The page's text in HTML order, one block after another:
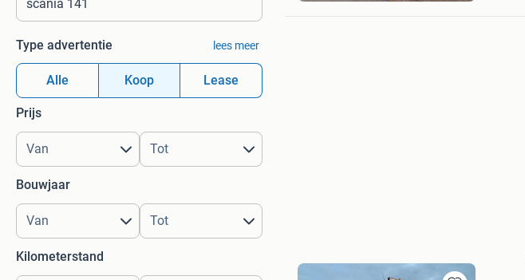
Type advertentie lees meer
Alle Koop Lease
Prijs
Bouwjaar
Kilometerstand